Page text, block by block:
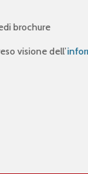
brochure
visione dell’